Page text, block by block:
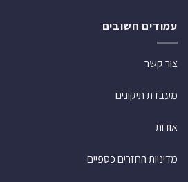
עמודים חשובים
צור קשר
מעבדת תיקונים
אודות
מדיניות החזרים כספיים